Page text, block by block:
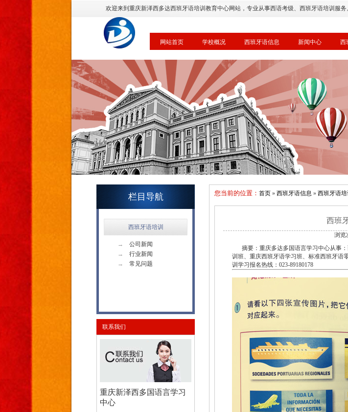
欢迎来到重庆新泽西多达西班牙语培训教育中心网站，专业从事西语考级、西班牙语培训服务
网站首页 学校概况 西班牙语信息 新闻中心 西
栏目导航
西班牙语培训
→
公司新闻
→
行业新闻
→
常见问题
联系我们
重庆新泽西多国语言学习
中心
您当前的位置： 首页 » 西班牙语信息 » 西班牙语培
西班
浏览
摘要：重庆多达多国语言学习中心从事
训班、重庆西班牙语学习班、标准西班牙语
训学习报名热线：023-89180178